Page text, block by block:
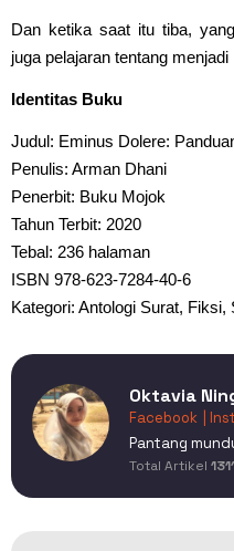
Dan ketika saat itu tiba,
juga pelajaran tentang menjadi
Identitas Buku
Judul: Eminus Dolere:
Penulis: Arman Dhani
Penerbit: Buku Mojok
Tahun Terbit: 2020
Tebal: 236 halaman
ISBN 978-623-7284-40-6
Kategori: Antologi Surat, Fiksi,
Oktavia
Facebook |
Pantang
Total Artikel